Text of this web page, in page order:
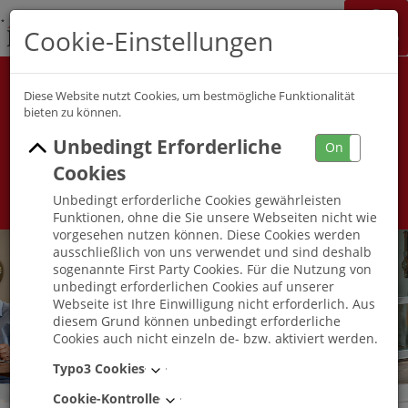
Jobchannel
Job Map
Alle Berufsfelder Alle Berufe
Umkreis
Cookie-Einstellungen
Diese Website nutzt Cookies, um bestmögliche Funktionalität
bieten zu können.
Unbedingt Erforderliche
Cookies
On
Unbedingt erforderliche Cookies gewährleisten
Funktionen, ohne die Sie unsere Webseiten nicht wie
vorgesehen nutzen können. Diese Cookies werden
ausschließlich von uns verwendet und sind deshalb
sogenannte First Party Cookies. Für die Nutzung von
unbedingt erforderlichen Cookies auf unserer
Webseite ist Ihre Einwilligung nicht erforderlich. Aus
diesem Grund können unbedingt erforderliche
Cookies auch nicht einzeln de- bzw. aktiviert werden.
Typo3 Cookies
Cookie-Kontrolle